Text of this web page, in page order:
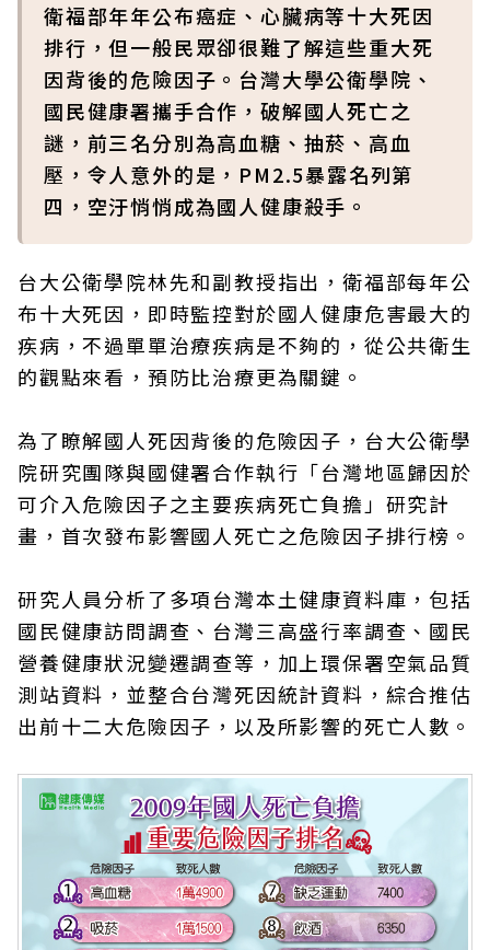
衛福部年年公布癌症、心臟病等十大死因
排行，但一般民眾卻很難了解這些重大死
因背後的危險因子。台灣大學公衛學院、
國民健康署攜手合作，破解國人死亡之
謎，前三名分別為高血糖、抽菸、高血
壓，令人意外的是，PM2.5暴露名列第
四，空汙悄悄成為國人健康殺手。
台大公衛學院林先和副教授指出，衛福部每年公
布十大死因，即時監控對於國人健康危害最大的
疾病，不過單單治療疾病是不夠的，從公共衛生
的觀點來看，預防比治療更為關鍵。
為了瞭解國人死因背後的危險因子，台大公衛學
院研究團隊與國健署合作執行「台灣地區歸因於
可介入危險因子之主要疾病死亡負擔」研究計
畫，首次發布影響國人死亡之危險因子排行榜。
研究人員分析了多項台灣本土健康資料庫，包括
國民健康訪問調查、台灣三高盛行率調查、國民
營養健康狀況變遷調查等，加上環保署空氣品質
測站資料，並整合台灣死因統計資料，綜合推估
出前十二大危險因子，以及所影響的死亡人數。